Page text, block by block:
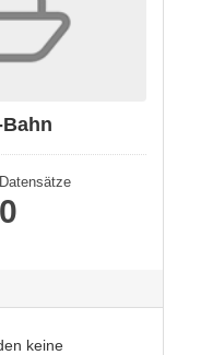
Datensätze
0
keine